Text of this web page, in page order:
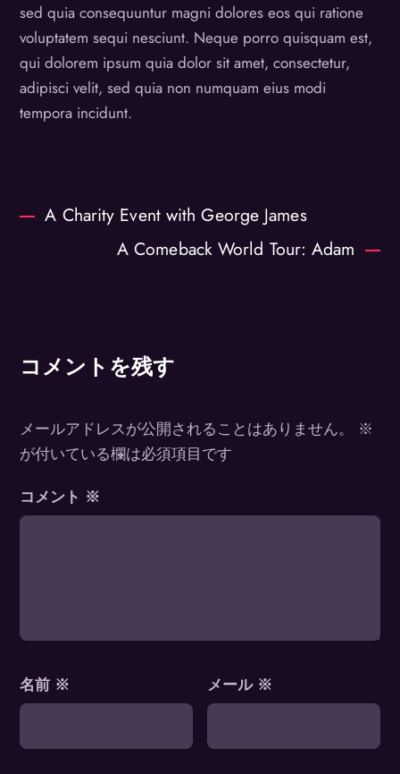
sed quia consequuntur magni dolores eos qui ratione
voluptatem sequi nesciunt. Neque porro quisquam est,
qui dolorem ipsum quia dolor sit amet, consectetur,
adipisci velit, sed quia non numquam eius modi
tempora incidunt.
A Charity Event with George James
A Comeback World Tour: Adam
コメントを残す
メールアドレスが公開されることはありません。
※
が付いている欄は必須項目です
コメント ※
名前 ※ メール ※